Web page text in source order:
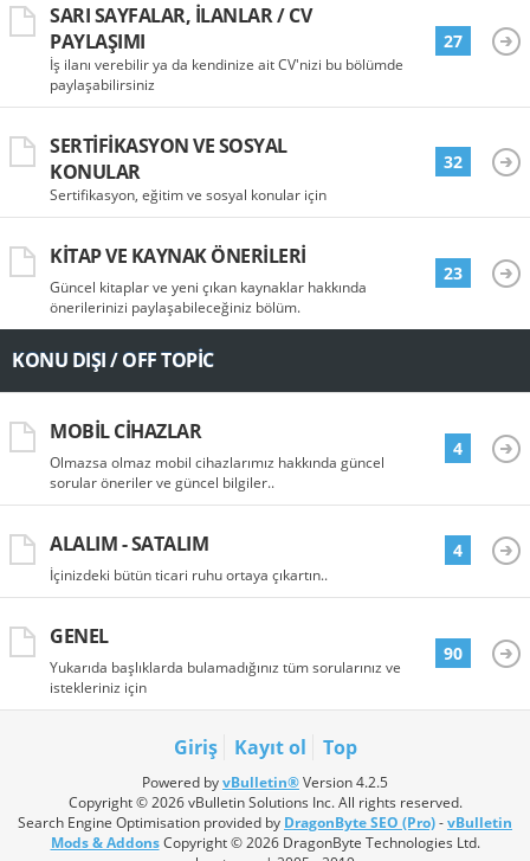
SARI SAYFALAR, İLANLAR / CV
PAYLAŞIMI
İş ilanı verebilir ya da kendinize ait CV'nizi bu bölümde
paylaşabilirsiniz
27
SERTIFIKASYON VE SOSYAL
KONULAR
Sertifikasyon, eğitim ve sosyal konular için
32
KITAP VE KAYNAK ÖNERILERI
Güncel kitaplar ve yeni çıkan kaynaklar hakkında
önerilerinizi paylaşabileceğiniz bölüm.
23
KONU DIŞI / OFF TOPIC
MOBIL CIHAZLAR
Olmazsa olmaz mobil cihazlarımız hakkında güncel
sorular öneriler ve güncel bilgiler..
4
ALALIM - SATALIM
İçinizdeki bütün ticari ruhu ortaya çıkartın..
4
GENEL
Yukarıda başlıklarda bulamadığınız tüm sorularınız ve
istekleriniz için
90
Giriş Kayıt ol Top
Powered byvBulletin®Version 4.2.5
Copyright © 2026 vBulletin Solutions Inc. All rights reserved.
Search Engine Optimisation provided by DragonByte SEO (Pro)-vBulletin
Mods & AddonsCopyright © 2026 DragonByte Technologies Ltd.